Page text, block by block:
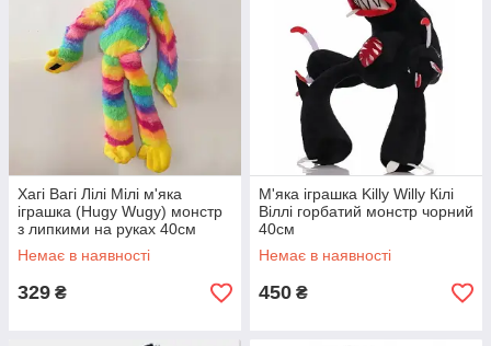
Хагі Вагі Лілі Мілі м'яка
іграшка (Hugy Wugy) монстр
з липкими на руках 40см
Різноцвітна
Немає в наявності
329 ₴
М'яка іграшка Killy Willy Кілі
Віллі горбатий монстр чорний
40см
Немає в наявності
450 ₴